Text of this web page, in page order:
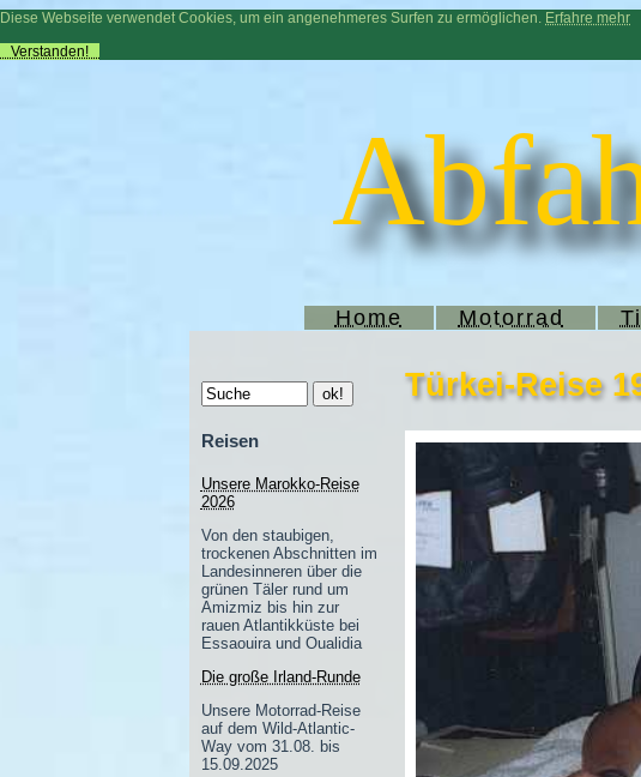
Diese Webseite verwendet Cookies, um ein angenehmeres Surfen zu ermöglichen. Erfahre mehr
Verstanden!
Home Motorrad
Reisen
Unsere Marokko-Reise
2026
Von den staubigen,
trockenen Abschnitten im
Landesinneren über die
grünen Täler rund um
Amizmiz bis hin zur
rauen Atlantikküste bei
Essaouira und Oualidia
Die große Irland-Runde
Unsere Motorrad-Reise
auf dem Wild-Atlantic-
Way vom 31.08. bis
15.09.2025
Türkei-Reise